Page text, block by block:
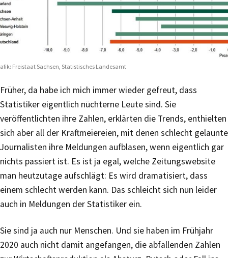
Freistaat Sachsen, Statistisches Landesamt
Früher, da habe ich mich immer wieder gefreut, dass
Statistiker eigentlich nüchterne Leute sind. Sie
veröffentlichten ihre Zahlen, erklärten die Trends, enthielten
sich aber all der Kraftmeiereien, mit denen schlecht gelaunte
Journalisten ihre Meldungen aufblasen, wenn eigentlich gar
nichts passiert ist. Es ist ja egal, welche Zeitungswebsite
man heutzutage aufschlägt: Es wird dramatisiert, dass
einem schlecht werden kann. Das schleicht sich nun leider
auch in Meldungen der Statistiker ein.
Sie sind ja auch nur Menschen. Und sie haben im Frühjahr
2020 auch nicht damit angefangen, die abfallenden Zahlen